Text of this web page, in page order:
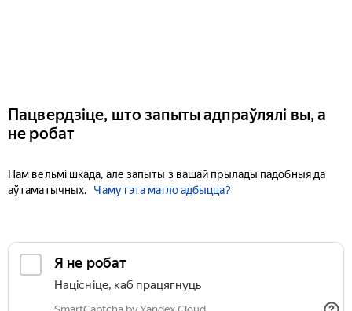
Пацвердзіце, што запыты адпраўлялі вы, а
не робат
Нам вельмі шкада, але запыты з вашай прылады падобныя да
аўтаматычных.
Чаму гэта магло адбыцца?
Я не робат
Націсніце, каб працягнуць